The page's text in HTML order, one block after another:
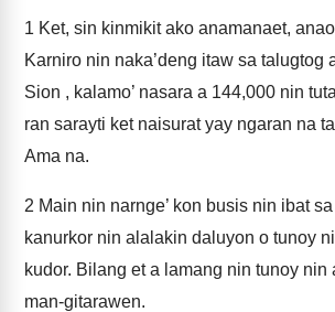
1 Ket, sin kinmikit ako anamanaet,
Karniro nin naka’deng itaw sa talugtog
Sion , kalamo’ nasara a 144,000 nin
ran sarayti ket naisurat yay ngaran na
Ama na.
2 Main nin narnge’ kon busis nin ibat
kanurkor nin alalakin daluyon o tunoy
kudor. Bilang et a lamang nin tunoy nin
man-gitarawen.